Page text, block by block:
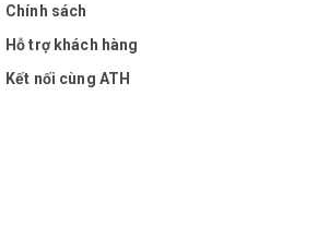
Chính sách
Hỗ trợ khách hàng
Kết nối cùng ATH